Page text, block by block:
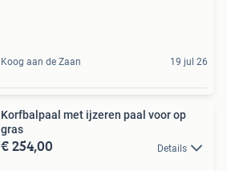
Koog aan de Zaan 19 jul 26
Korfbalpaal met ijzeren paal voor op
gras
€ 254,00 Details